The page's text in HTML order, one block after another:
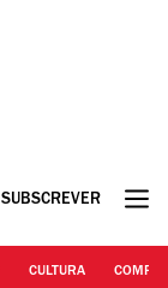
SUBSCREVER
CULTURA